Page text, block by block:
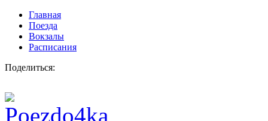
Главная
Поезда
Вокзалы
Расписания
Поделиться: